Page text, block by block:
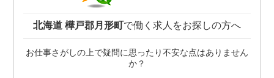
北海道 樺戸郡月形町で働く求人をお探しの方へ
お仕事さがしの上で疑問に思ったり不安な点はありません
か？